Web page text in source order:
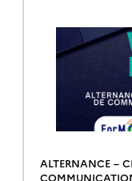
ALTERNANCE –